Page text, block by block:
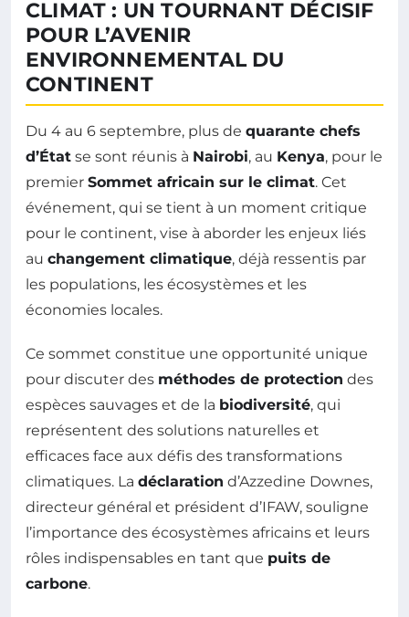
CLIMAT : UN TOURNANT DÉCISIF
POUR L’AVENIR
ENVIRONNEMENTAL DU
CONTINENT
Du 4 au 6 septembre, plus de quarante chefs
d’État se sont réunis à Nairobi, au Kenya, pour le
premier Sommet africain sur le climat. Cet
événement, qui se tient à un moment critique
pour le continent, vise à aborder les enjeux liés
au changement climatique, déjà ressentis par
les populations, les écosystèmes et les
économies locales.
Ce sommet constitue une opportunité unique
pour discuter des méthodes de protection des
espèces sauvages et de la biodiversité, qui
représentent des solutions naturelles et
efficaces face aux défis des transformations
climatiques. La déclaration d’Azzedine Downes,
directeur général et président d’IFAW, souligne
l’importance des écosystèmes africains et leurs
rôles indispensables en tant que puits de
carbone.